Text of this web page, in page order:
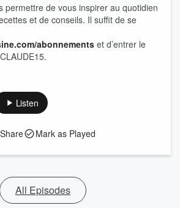
permettre de vous inspirer au quotidien
et de conseils. Il suffit de se
abonnements et d’entrer le
Listen
Share Mark as Played
All Episodes